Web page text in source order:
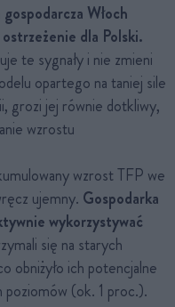
Włoch
dla Polski.
te sygnały i nie zmieni
opartego na taniej sile
grozi jej równie dotkliwy,
wzrostu
wzrost TFP we
ujemny. Gospodarka
wykorzystywać
się na starych
obniżyło ich potencjalne
poziomów (ok. 1 proc.).